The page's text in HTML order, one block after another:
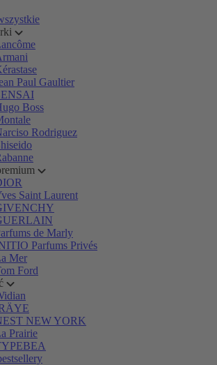
Paul Gaultier
Boss
Rodriguez
Saint Laurent
de Marly
Parfums Privés
Mer
Ford
NEW YORK
Prairie